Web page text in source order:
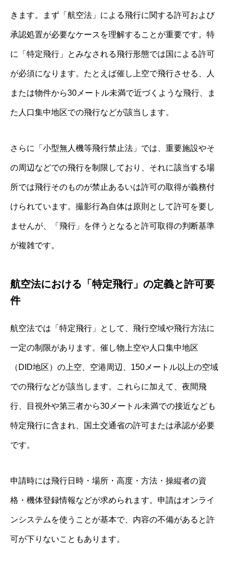
きます。まず「航空法」による飛行に関する許可および
承認処置が必要なケースを理解することが重要です。特
に「特定飛行」とみなされる飛行形態では国による許可
が必須になります。たとえば催し上空で飛行させる、人
または物件から30メートル未満で近づくような飛行、ま
た人口集中地区での飛行などが該当します。
さらに「小型無人機等飛行禁止法」では、重要施設やそ
の周辺などでの飛行を制限しており、それに該当する場
所では飛行そのものが禁止あるいは許可の取得が義務付
けられています。撮影行為自体は原則として許可を要し
ませんが、「飛行」を伴うとなると許可取得の判断基準
が複雑です。
航空法における「特定飛行」の定義と許可要
件
航空法では「特定飛行」として、飛行空域や飛行方法に
一定の制限があります。催し物上空や人口集中地区
（DID地区）の上空、空港周辺、150メートル以上の空域
での飛行などが該当します。これらに加えて、夜間飛
行、目視外や第三者から30メートル未満での接近なども
特定飛行に含まれ、国土交通省の許可または承認が必要
です。
申請時には飛行日時・場所・高度・方法・操縦者の資
格・機体登録情報などが求められます。申請はオンライ
ンシステムを使うことが基本で、内容の不備があると許
可が下りないこともあります。